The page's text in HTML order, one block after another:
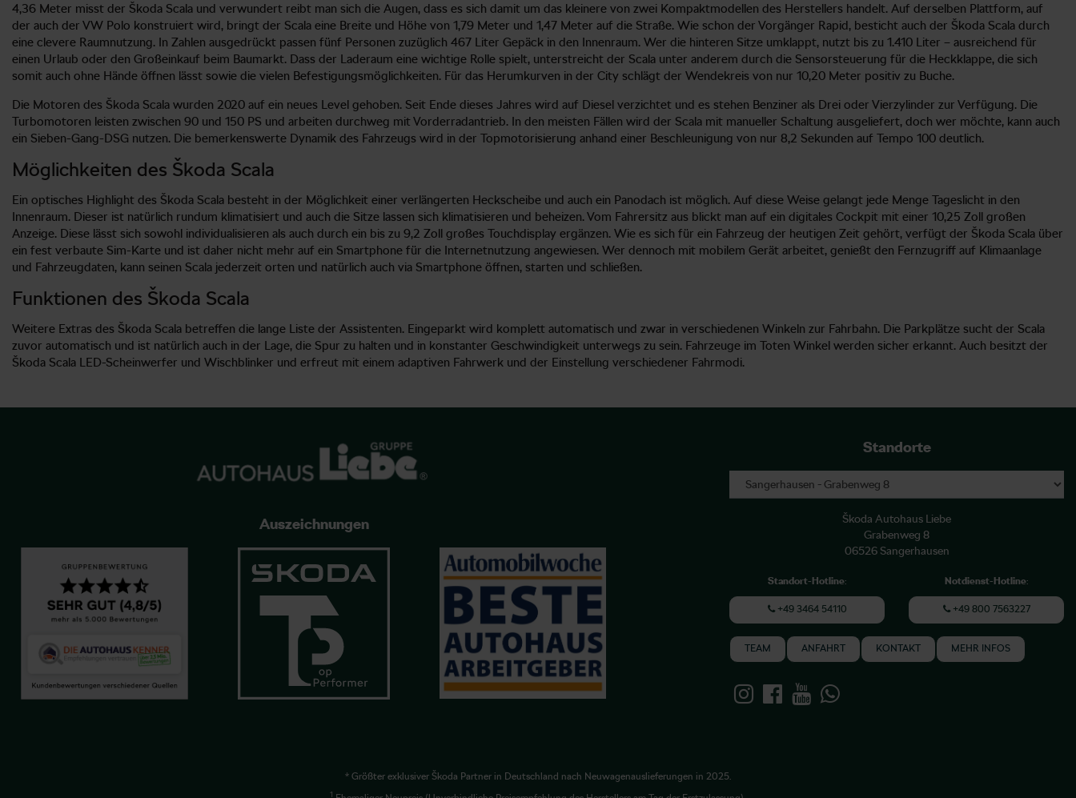
4,36 Meter misst der Škoda Scala und verwundert reibt man sich die Augen, dass es sich damit um das kleinere von zwei Kompaktmodellen des Herstellers handelt. Auf derselben Plattform, auf
der auch der VW Polo konstruiert wird, bringt der Scala eine Breite und Höhe von 1,79 Meter und 1,47 Meter auf die Straße. Wie schon der Vorgänger Rapid, besticht auch der Škoda Scala durch
eine clevere Raumnutzung. In Zahlen ausgedrückt passen fünf Personen zuzüglich 467 Liter Gepäck in den Innenraum. Wer die hinteren Sitze umklappt, nutzt bis zu 1.410 Liter – ausreichend für
einen Urlaub oder den Großeinkauf beim Baumarkt. Dass der Laderaum eine wichtige Rolle spielt, unterstreicht der Scala unter anderem durch die Sensorsteuerung für die Heckklappe, die sich
somit auch ohne Hände öffnen lässt sowie die vielen Befestigungsmöglichkeiten. Für das Herumkurven in der City schlägt der Wendekreis von nur 10,20 Meter positiv zu Buche.
Die Motoren des Škoda Scala wurden 2020 auf ein neues Level gehoben. Seit Ende dieses Jahres wird auf Diesel verzichtet und es stehen Benziner als Drei oder Vierzylinder zur Verfügung. Die
Turbomotoren leisten zwischen 90 und 150 PS und arbeiten durchweg mit Vorderradantrieb. In den meisten Fällen wird der Scala mit manueller Schaltung ausgeliefert, doch wer möchte, kann auch
ein Sieben-Gang-DSG nutzen. Die bemerkenswerte Dynamik des Fahrzeugs wird in der Topmotorisierung anhand einer Beschleunigung von nur 8,2 Sekunden auf Tempo 100 deutlich.
Möglichkeiten des Škoda Scala
Ein optisches Highlight des Škoda Scala besteht in der Möglichkeit einer verlängerten Heckscheibe und auch ein Panodach ist möglich. Auf diese Weise gelangt jede Menge Tageslicht in den
Innenraum. Dieser ist natürlich rundum klimatisiert und auch die Sitze lassen sich klimatisieren und beheizen. Vom Fahrersitz aus blickt man auf ein digitales Cockpit mit einer 10,25 Zoll großen
Anzeige. Diese lässt sich sowohl individualisieren als auch durch ein bis zu 9,2 Zoll großes Touchdisplay ergänzen. Wie es sich für ein Fahrzeug der heutigen Zeit gehört, verfügt der Škoda Scala über
ein fest verbaute Sim-Karte und ist daher nicht mehr auf ein Smartphone für die Internetnutzung angewiesen. Wer dennoch mit mobilem Gerät arbeitet, genießt den Fernzugriff auf Klimaanlage
und Fahrzeugdaten, kann seinen Scala jederzeit orten und natürlich auch via Smartphone öffnen, starten und schließen.
Funktionen des Škoda Scala
Weitere Extras des Škoda Scala betreffen die lange Liste der Assistenten. Eingeparkt wird komplett automatisch und zwar in verschiedenen Winkeln zur Fahrbahn. Die Parkplätze sucht der Scala
zuvor automatisch und ist natürlich auch in der Lage, die Spur zu halten und in konstanter Geschwindigkeit unterwegs zu sein. Fahrzeuge im Toten Winkel werden sicher erkannt. Auch besitzt der
Škoda Scala LED-Scheinwerfer und Wischblinker und erfreut mit einem adaptiven Fahrwerk und der Einstellung verschiedener Fahrmodi.
Auszeichnungen
Standorte
Škoda Autohaus Liebe
Grabenweg 8
06526 Sangerhausen
Standort-Hotline:
+49 3464 54110
Notdienst-Hotline:
+49 800 7563227
TEAM ANFAHRT KONTAKT MEHR INFOS
* Größter exklusiver Škoda Partner in Deutschland nach Neuwagenauslieferungen in 2025.
1